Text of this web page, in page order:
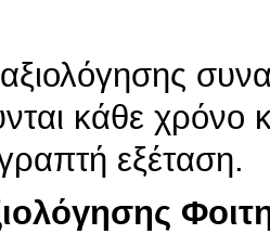
κάθε χρόνο
εξέταση.